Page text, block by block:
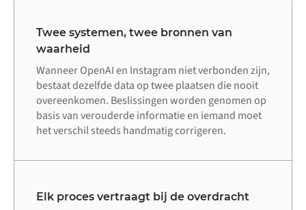
Twee systemen, twee bronnen van
waarheid
Wanneer OpenAI en Instagram niet verbonden zijn,
bestaat dezelfde data op twee plaatsen die nooit
overeenkomen. Beslissingen worden genomen op
basis van verouderde informatie en iemand moet
het verschil steeds handmatig corrigeren.
Elk proces vertraagt bij de overdracht